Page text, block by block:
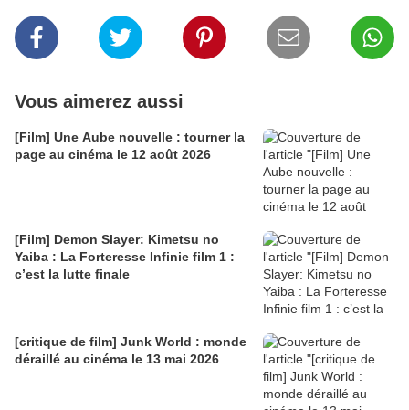
Vous aimerez aussi
[Film] Une Aube nouvelle : tourner la
page au cinéma le 12 août 2026
[Film] Demon Slayer: Kimetsu no
Yaiba : La Forteresse Infinie film 1 :
c’est la lutte finale
[critique de film] Junk World : monde
déraillé au cinéma le 13 mai 2026